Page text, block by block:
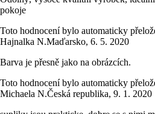
pokoje
Toto hodnocení bylo automaticky
Hajnalka N.Maďarsko, 6. 5. 2020
Barva je přesně jako na obrázcích.
Toto hodnocení bylo automaticky
Michaela N.Česká republika, 9. 1. 2020